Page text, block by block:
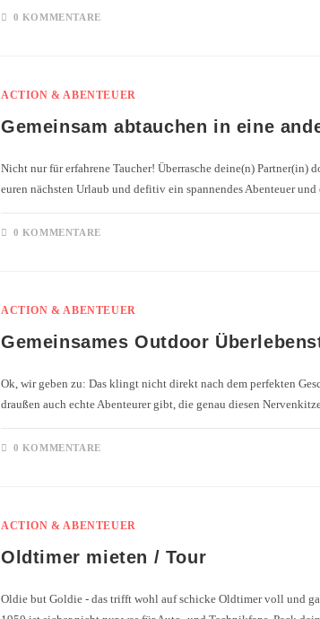
0 KOMMENTARE
ACTION & ABENTEUER
Gemeinsam abtauchen in eine
Nicht nur für erfahrene Taucher! Überrasche deine(n) Partner(in)
euren nächsten Urlaub und defitiv ein spannendes Abenteuer
0 KOMMENTARE
ACTION & ABENTEUER
Gemeinsames Outdoor
Ok, wir geben zu: Das klingt nicht direkt nach dem perfekten
draußen auch echte Abenteurer gibt, die genau diesen
0 KOMMENTARE
ACTION & ABENTEUER
Oldtimer mieten / Tour
Oldie but Goldie - das trifft wohl auf schicke Oldtimer voll und